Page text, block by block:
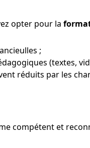
opter pour la
;
(textes,
réduits par les
compétent et